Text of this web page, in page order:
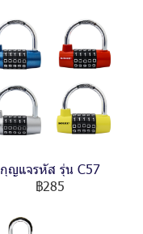
กุญแจรหัส รุ่น C57
฿285